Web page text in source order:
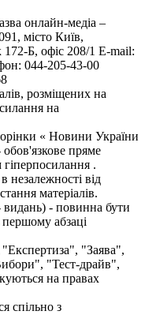
онлайн-медіа –
місто Київ,
Б, офіс 208/1 E-mail:
044-205-43-00
розміщених на
на
« Новини України
обов'язкове пряме
.
незалежності від
матеріалів.
видань) - повинна бути
абзаці
"Заява",
"Тест-драйв",
на правах
спільно з